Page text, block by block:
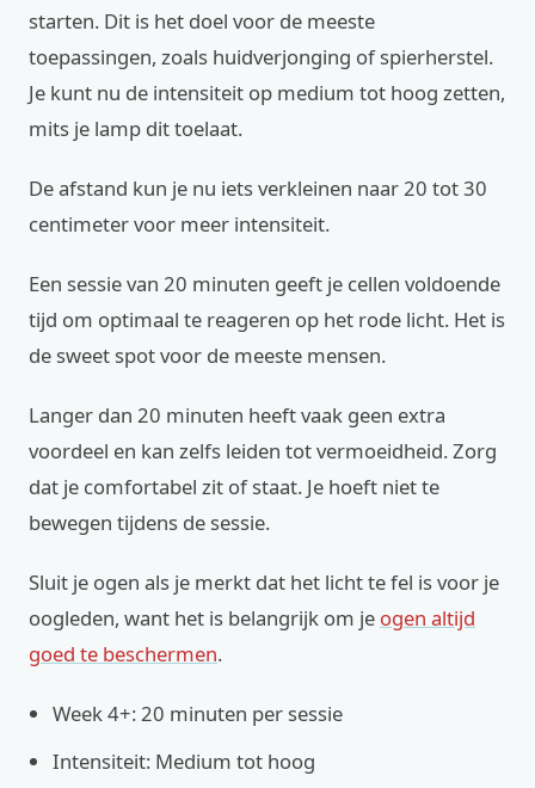
starten. Dit is het doel voor de meeste
toepassingen, zoals huidverjonging of spierherstel.
Je kunt nu de intensiteit op medium tot hoog zetten,
mits je lamp dit toelaat.
De afstand kun je nu iets verkleinen naar 20 tot 30
centimeter voor meer intensiteit.
Een sessie van 20 minuten geeft je cellen voldoende
tijd om optimaal te reageren op het rode licht. Het is
de sweet spot voor de meeste mensen.
Langer dan 20 minuten heeft vaak geen extra
voordeel en kan zelfs leiden tot vermoeidheid. Zorg
dat je comfortabel zit of staat. Je hoeft niet te
bewegen tijdens de sessie.
Sluit je ogen als je merkt dat het licht te fel is voor je
oogleden, want het is belangrijk om je ogen altijd
goed te beschermen.
Week 4+: 20 minuten per sessie
Intensiteit: Medium tot hoog